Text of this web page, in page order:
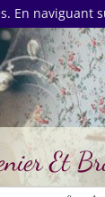
En naviguant
Et